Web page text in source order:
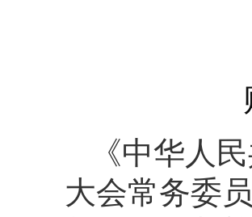
《中华人
大会常务委